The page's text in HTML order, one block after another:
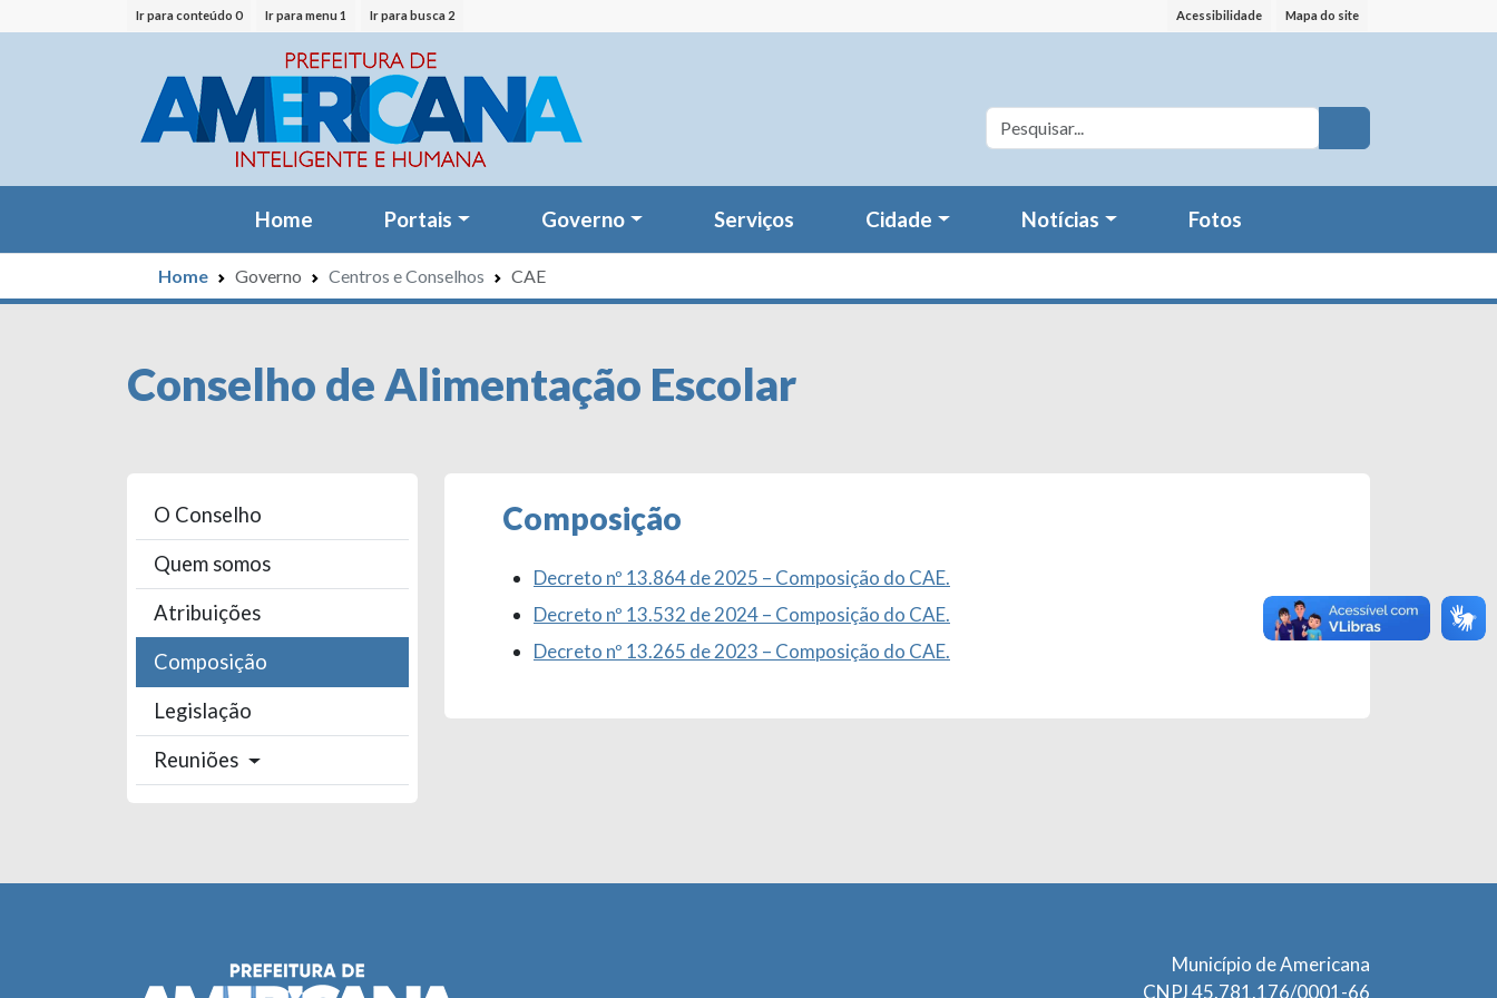
Ir para conteúdo 0 Ir para menu 1 Ir para busca 2 Acessibilidade Mapa do site
Home Portais Governo Serviços Cidade Notícias Fotos
Home Governo Centros e Conselhos CAE
Conselho de Alimentação Escolar
O Conselho
Quem somos
Atribuições
Composição
Legislação
Reuniões
Composição
Decreto nº 13.864 de 2025 – Composição do CAE.
Decreto nº 13.532 de 2024 – Composição do CAE.
Decreto nº 13.265 de 2023 – Composição do CAE.
Município de Americana
CNPJ 45.781.176/0001-66